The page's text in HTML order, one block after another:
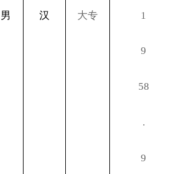
男 汉 大专 1
9
58
.
9